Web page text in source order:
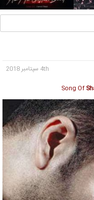
4th سپتامبر 2018
Song Of